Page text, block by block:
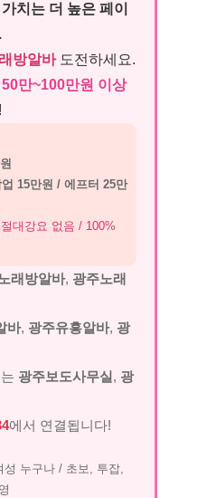
치는 더 높은 페이
방알바도전하세요.
50만~100만원 이상
15만원 / 에프터 25만
대강요 없음 / 100%
래방알바, 광주노래
바, 광주유흥알바, 광
광주보도사무실 , 광
에서 연결됩니다!
성 누구나 / 초보, 투잡,